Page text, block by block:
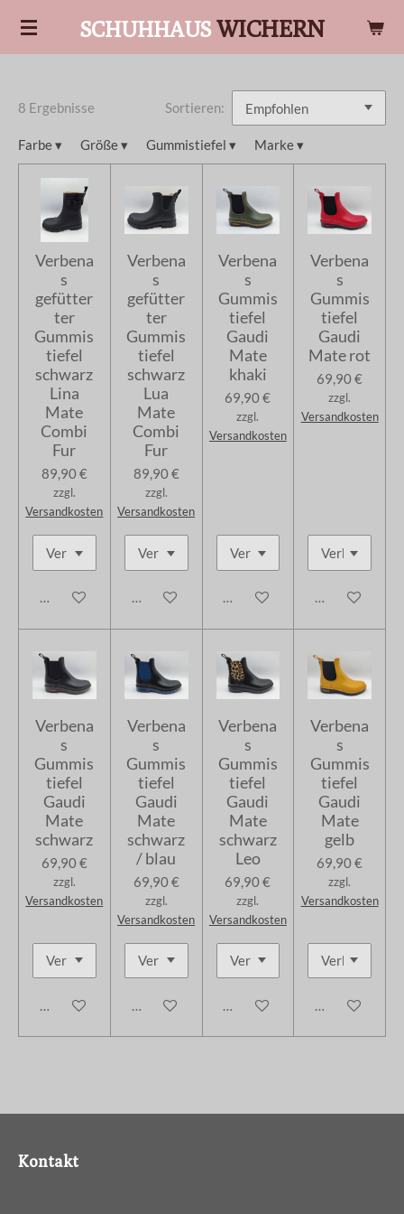
Zum
SCHUHHAUSWICHERN
8 Ergebnisse Sortieren:
Farbe▾ Größe▾ Gummistiefel ▾ Marke▾
Verbena
s
gefütter
ter
Gummis
tiefel
schwarz
Lina
Mate
Combi
Fur
89,90 €
zzgl.
Versandkosten
In den Warenkorb
Verbena
s
gefütter
ter
Gummis
tiefel
schwarz
Lua
Mate
Combi
Fur
89,90 €
zzgl.
Versandkosten
In den Warenkorb
Verbena
s
Gummis
tiefel
Gaudi
Mate
khaki
69,90 €
zzgl.
Versandkosten
In den Warenkorb
Verbena
s
Gummis
tiefel
Gaudi
Mate rot
69,90 €
zzgl.
Versandkosten
In den
Verbena
s
Gummis
tiefel
Gaudi
Mate
schwarz
69,90 €
zzgl.
Versandkosten
In den Warenkorb
Verbena
s
Gummis
tiefel
Gaudi
Mate
schwarz
/ blau
69,90 €
zzgl.
Versandkosten
In den Warenkorb
Verbena
s
Gummis
tiefel
Gaudi
Mate
schwarz
Leo
69,90 €
zzgl.
Versandkosten
In den Warenkorb
Verbena
s
Gummis
tiefel
Gaudi
Mate
gelb
69,90 €
zzgl.
Versandkosten
In den
Kontakt